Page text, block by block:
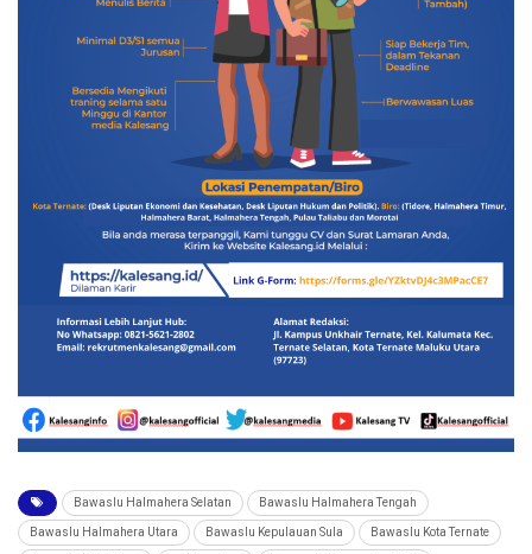
Bawaslu Halmahera Selatan Bawaslu Halmahera Tengah
Bawaslu Halmahera Utara Bawaslu Kepulauan Sula Bawaslu Kota Ternate